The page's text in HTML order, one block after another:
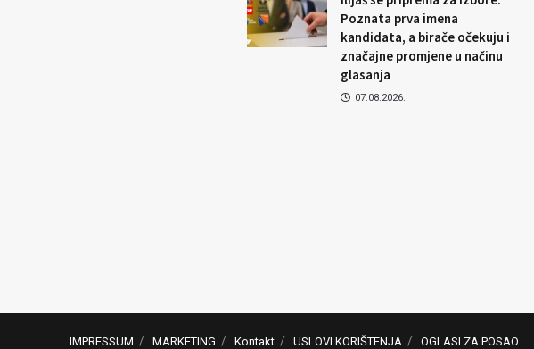
Poznata prva imena
kandidata, a birače očekuju i
značajne promjene u načinu
glasanja
07.08.2026.
IMPRESSUM MARKETING Kontakt USLOVI KORIŠTENJA OGLASI ZA POSAO